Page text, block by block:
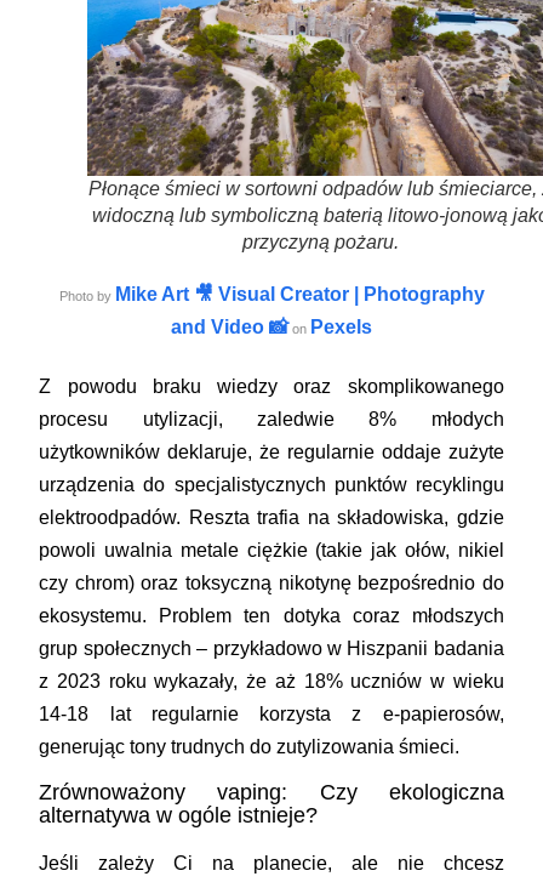
Płonące śmieci w sortowni odpadów lub śmieciarce,
widoczną lub symboliczną baterią litowo-jonową
przyczyną pożaru.
Photo by Mike Art 🎥 Visual Creator | Photography
and Video 📸on Pexels
Z powodu braku wiedzy oraz skomplikowanego
procesu utylizacji, zaledwie 8% młodych
użytkowników deklaruje, że regularnie oddaje zużyte
urządzenia do specjalistycznych punktów recyklingu
elektroodpadów. Reszta trafia na składowiska, gdzie
powoli uwalnia metale ciężkie (takie jak ołów, nikiel
czy chrom) oraz toksyczną nikotynę bezpośrednio do
ekosystemu. Problem ten dotyka coraz młodszych
grup społecznych – przykładowo w Hiszpanii badania
z 2023 roku wykazały, że aż 18% uczniów w wieku
14-18 lat regularnie korzysta z e-papierosów,
generując tony trudnych do zutylizowania śmieci.
Zrównoważony vaping: Czy ekologiczna
alternatywa w ogóle istnieje?
Jeśli zależy Ci na planecie, ale nie chcesz